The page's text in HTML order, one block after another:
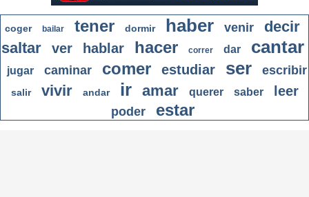
coger bailar tener dormir haber venir
decir
saltar
ver hablar hacer correr dar cantar
jugar caminar comer estudiar ser escribir
salir vivir andar ir amar querer saber leer
poder estar